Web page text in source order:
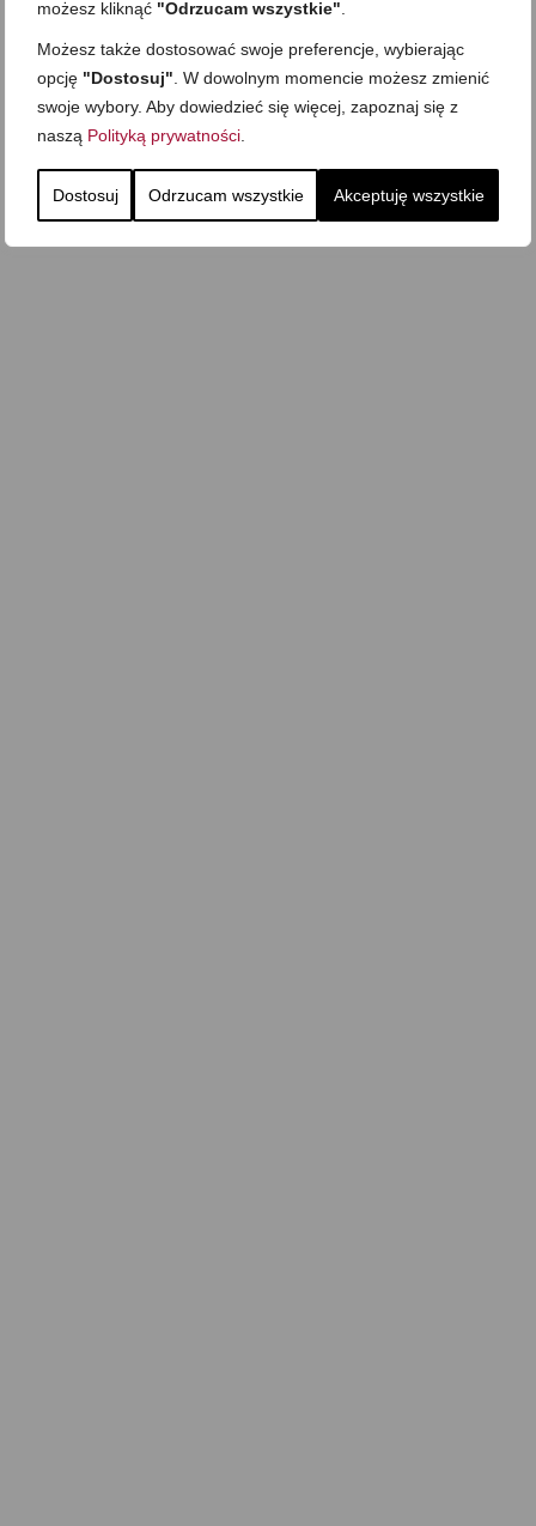
możesz kliknąć "Odrzucam wszystkie"
Możesz także dostosować swoje preferencje, wybierając
opcję "Dostosuj" . W dowolnym momencie możesz zmienić
swoje wybory. Aby dowiedzieć się więcej, zapoznaj się z
naszą Polityką prywatności
Dostosuj Odrzucam wszystkie Akceptuję wszystkie
Kotlety ruskie
chlebek bananowy
(zawsze się uda!)